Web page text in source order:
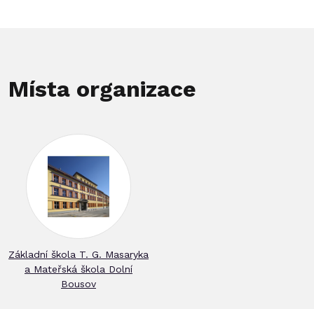
Místa organizace
Základní škola T. G. Masaryka
a Mateřská škola Dolní
Bousov